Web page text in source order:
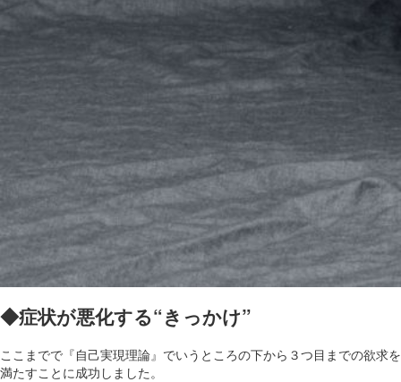
◆症状が悪化する“きっかけ”
ここまでで『自己実現理論』でいうところの下から３つ目までの欲求を
満たすことに成功しました。